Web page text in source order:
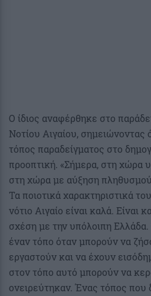
Ο ίδιος αναφέρθηκε στο
Νοτίου Αιγαίου, σημειώνοντας
τόπος παραδείγματος στο
προοπτική. «Σήμερα, στη χώρα
στη χώρα με αύξηση
Τα ποιοτικά χαρακτηριστικά
νότιο Αιγαίο είναι καλά. Είναι
σχέση με την υπόλοιπη
έναν τόπο όταν μπορούν να
εργαστούν και να έχουν
στον τόπο αυτό μπορούν να
ονειρεύτηκαν. Ένας τόπος που